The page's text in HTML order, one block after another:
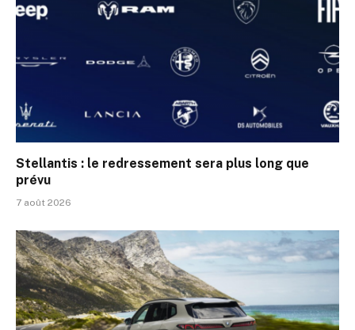
Stellantis : le redressement sera plus long que
prévu
7 août 2026